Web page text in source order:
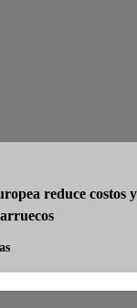
reduce costos y